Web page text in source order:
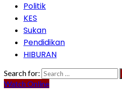
Politik
KES
Sukan
Pendidikan
HIBURAN
Search for:
Watch Online